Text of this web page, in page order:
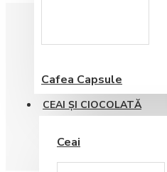
Cafea Capsule
CEAI ŞI CIOCOLATĂ
Ceai